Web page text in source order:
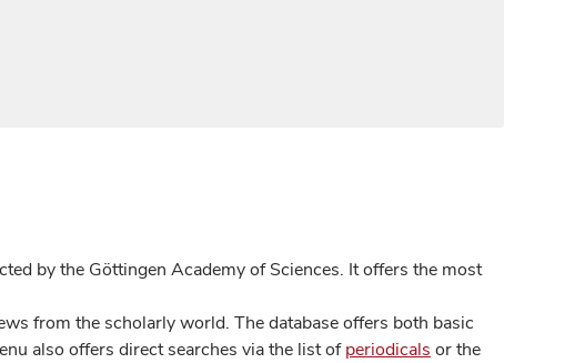
by the Göttingen Academy of Sciences. It offers the most
from the scholarly world. The database offers both basic
also offers direct searches via the list ofperiodicals or the